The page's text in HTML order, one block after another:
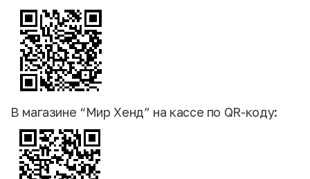
В магазине “Мир Хенд” на кассе по QR-коду: